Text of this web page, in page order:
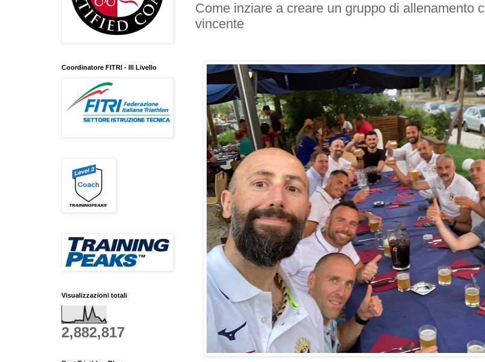
Come inziare a creare un gruppo di allenamento
vincente
Coordinatore FITRI - III Livello
Visualizzazioni totali
2,882,817